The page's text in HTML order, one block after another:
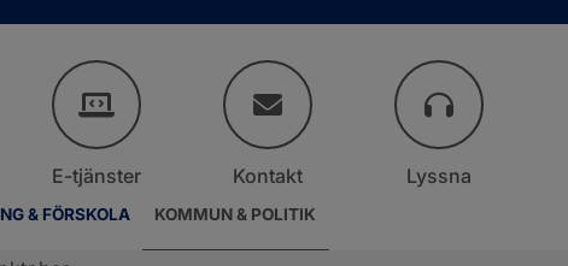
& FÖRSKOLA KOMMUN & POLITIK
E-tjänster Kontakt Lyssna